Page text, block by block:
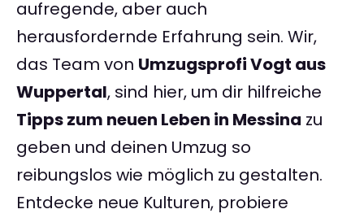
aufregende, aber auch
herausfordernde Erfahrung sein. Wir,
das Team von Umzugsprofi Vogt aus
Wuppertal, sind hier, um dir hilfreiche
Tipps zum neuen Leben in Messina zu
geben und deinen Umzug so
reibungslos wie möglich zu gestalten.
Entdecke neue Kulturen, probiere